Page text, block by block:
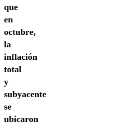
que
en
octubre,
la
inflación
total
y
subyacente
se
ubicaron